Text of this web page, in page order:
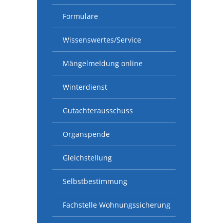
Formulare
Wissenswertes/Service
Mängelmeldung online
Winterdienst
Gutachterausschuss
Organspende
Gleichstellung
Selbstbestimmung
Fachstelle Wohnungssicherung